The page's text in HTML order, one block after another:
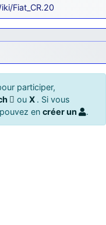
Fiat_CR.20
participer,
ou X . Si vous
en créer un .